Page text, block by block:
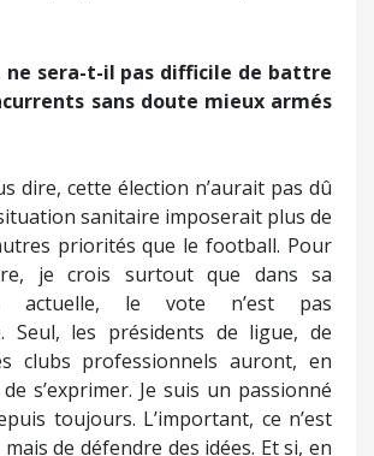
ne sera-t-il pas difficile de battre
sans doute mieux armés
dire, cette élection n’aurait pas dû
sanitaire imposerait plus de
priorités que le football. Pour
je crois surtout que dans sa
actuelle, le vote n’est pas
Seul, les présidents de ligue, de
clubs professionnels auront, en
s’exprimer. Je suis un passionné
toujours. L’important, ce n’est
mais de défendre des idées. Et si, en